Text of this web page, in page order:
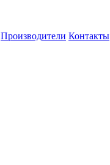
Производители Контакты